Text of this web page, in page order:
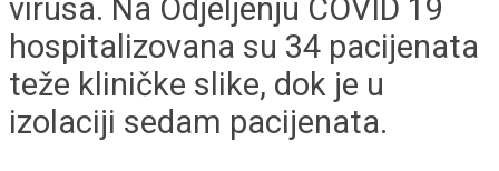
virusa. Na Odjeljenju COVID 19
hospitalizovana su 34 pacijenata
teže kliničke slike, dok je u
izolaciji sedam pacijenata.